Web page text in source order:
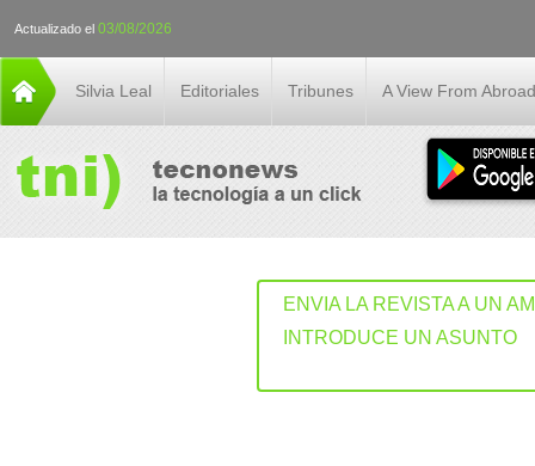
Actualizado el 03/08/2026
Silvia Leal Editoriales Tribunes A View From Abroad
ENVIA LA REVISTA A UN
INTRODUCE UN ASUNTO